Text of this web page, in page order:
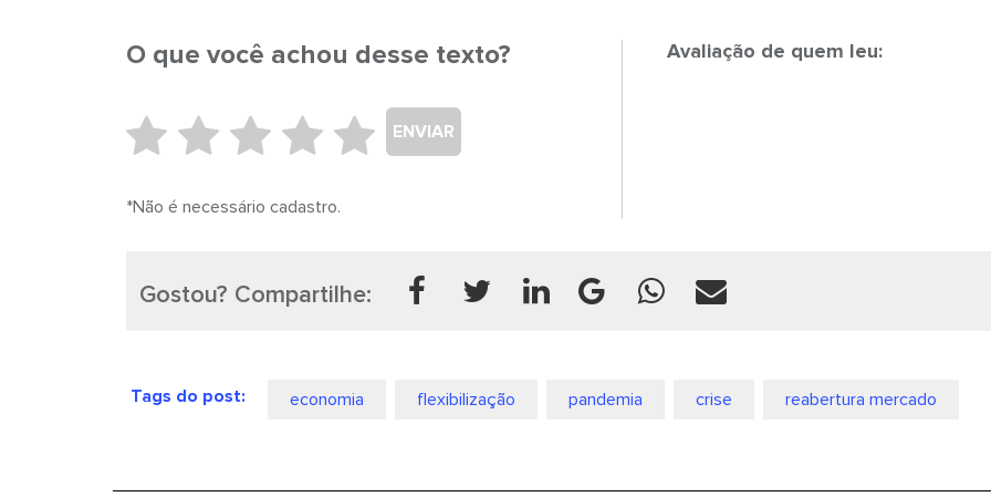
O que você achou desse texto?
ENVIAR
*Não é necessário cadastro.
Avaliação de quem leu:
Gostou? Compartilhe:
Tags do post: economia flexibilização pandemia crise reabertura mercado